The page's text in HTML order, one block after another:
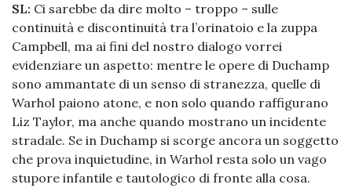
SL: Ci sarebbe da dire molto – troppo – sulle
continuità e discontinuità tra l’orinatoio e la zuppa
Campbell, ma ai fini del nostro dialogo vorrei
evidenziare un aspetto: mentre le opere di Duchamp
sono ammantate di un senso di stranezza, quelle di
Warhol paiono atone, e non solo quando raffigurano
Liz Taylor, ma anche quando mostrano un incidente
stradale. Se in Duchamp si scorge ancora un soggetto
che prova inquietudine, in Warhol resta solo un vago
stupore infantile e tautologico di fronte alla cosa.